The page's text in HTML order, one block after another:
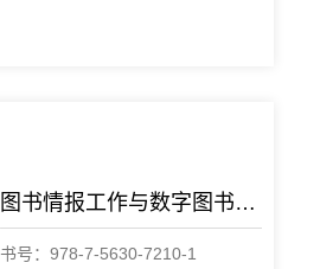
图书情报工作与数字图书馆建设
书号：978-7-5630-7210-1